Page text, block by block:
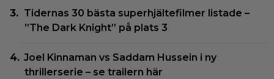
Tidernas 30 bästa superhjältefilmer listade –
”The Dark Knight” på plats 3
Joel Kinnaman vs Saddam Hussein i ny
thrillerserie – se trailern här